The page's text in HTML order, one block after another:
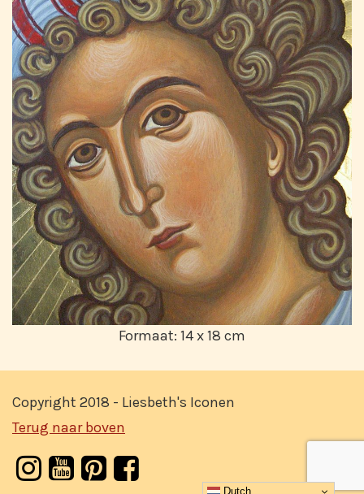
Formaat: 14 x 18 cm
Copyright 2018 - Liesbeth's Iconen
Terug naar boven
Dutch